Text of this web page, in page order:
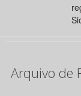
Arquivo de